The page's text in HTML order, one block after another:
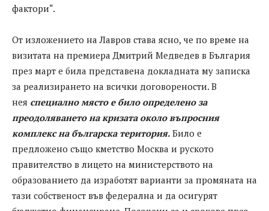
фактори“.
От изложението на Лавров става ясно, че по време на
визитата на премиера Дмитрий Медведев в България
през март е била представена докладната му записка
за реализирането на всички договорености. В
нея специално място е било определено за
преодоляването на кризата около въпросния
комплекс на българска територия. Било е
предложено също кметство Москва и руското
правителство в лицето на министерството на
образованието да изработят варианти за промяната на
тази собственост във федерална и да осигурят